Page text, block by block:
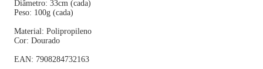
Diâmetro: 33cm (cada)
Peso: 100g (cada)
Material: Polipropileno
Cor: Dourado
EAN: 7908284732163